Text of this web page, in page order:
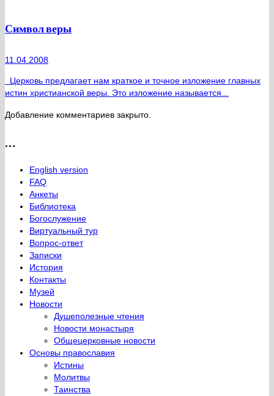
Символ веры
11.04.2008
Церковь предлагает нам краткое и точное изложение главных
истин христианской веры. Это изложение называется...
Добавление комментариев закрыто.
…
English version
FAQ
Анкеты
Библиотека
Богослужение
Виртуальный тур
Вопрос-ответ
Записки
История
Контакты
Музей
Новости
Душеполезные чтения
Новости монастыря
Общецерковные новости
Основы православия
Истины
Молитвы
Таинства